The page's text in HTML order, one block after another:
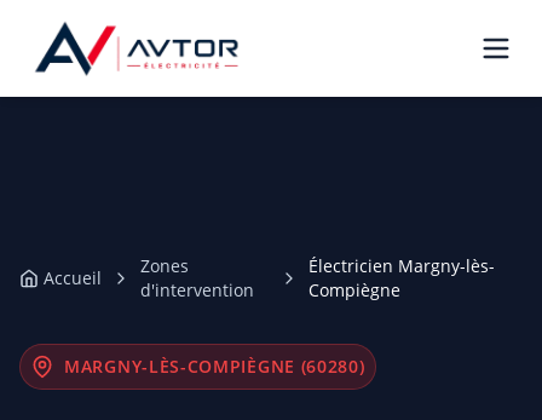
Accueil
Zones
d'intervention
Électricien Margny-lès-
Compiègne
MARGNY-LÈS-COMPIÈGNE (60280)